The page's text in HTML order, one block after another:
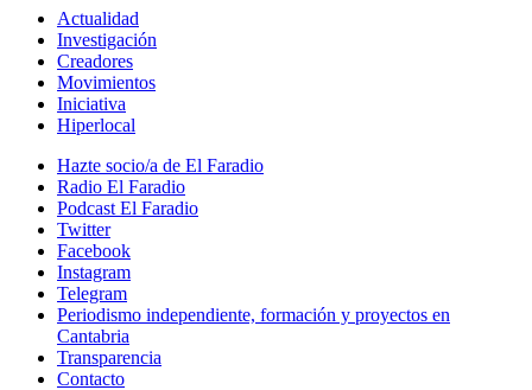
Actualidad
Investigación
Creadores
Movimientos
Iniciativa
Hiperlocal
Hazte socio/a de El Faradio
Radio El Faradio
Podcast El Faradio
Twitter
Facebook
Instagram
Telegram
Periodismo independiente, formación y proyectos en
Cantabria
Transparencia
Contacto